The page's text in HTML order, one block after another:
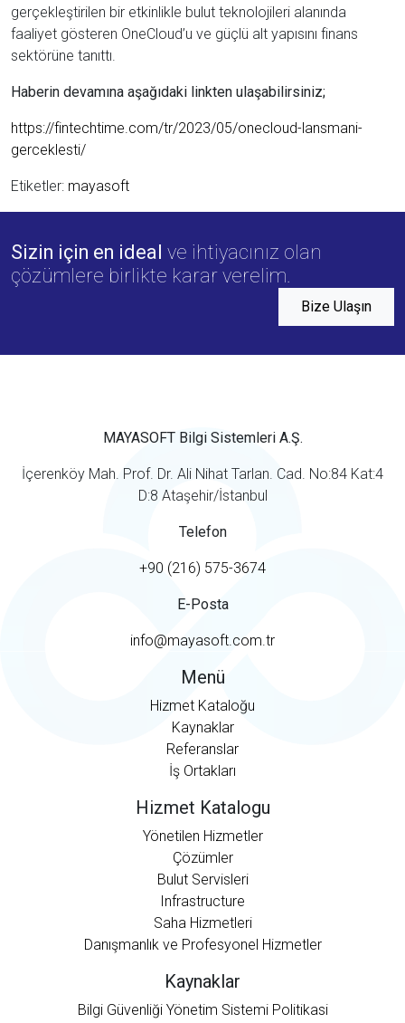
gerçekleştirilen bir etkinlikle bulut teknolojileri alanında
faaliyet gösteren OneCloud’u ve güçlü alt yapısını finans
sektörüne tanıttı.
Haberin devamına aşağıdaki linkten ulaşabilirsiniz;
https://fintechtime.com/tr/2023/05/onecloud-lansmani-
gerceklesti/
Etiketler: mayasoft
Sizin için en ideal ve ihtiyacınız olan
çözümlere birlikte karar verelim.
Bize Ulaşın
MAYASOFT Bilgi Sistemleri A.Ş.
İçerenköy Mah. Prof. Dr. Ali Nihat Tarlan. Cad. No:84 Kat:4
D:8 Ataşehir/İstanbul
Telefon
+90 (216) 575-3674
E-Posta
info@mayasoft.com.tr
Menü
Hizmet Kataloğu
Kaynaklar
Referanslar
İş Ortakları
Hizmet Katalogu
Yönetilen Hizmetler
Çözümler
Bulut Servisleri
Infrastructure
Saha Hizmetleri
Danışmanlık ve Profesyonel Hizmetler
Kaynaklar
Bilgi Güvenliği Yönetim Sistemi Politikasi